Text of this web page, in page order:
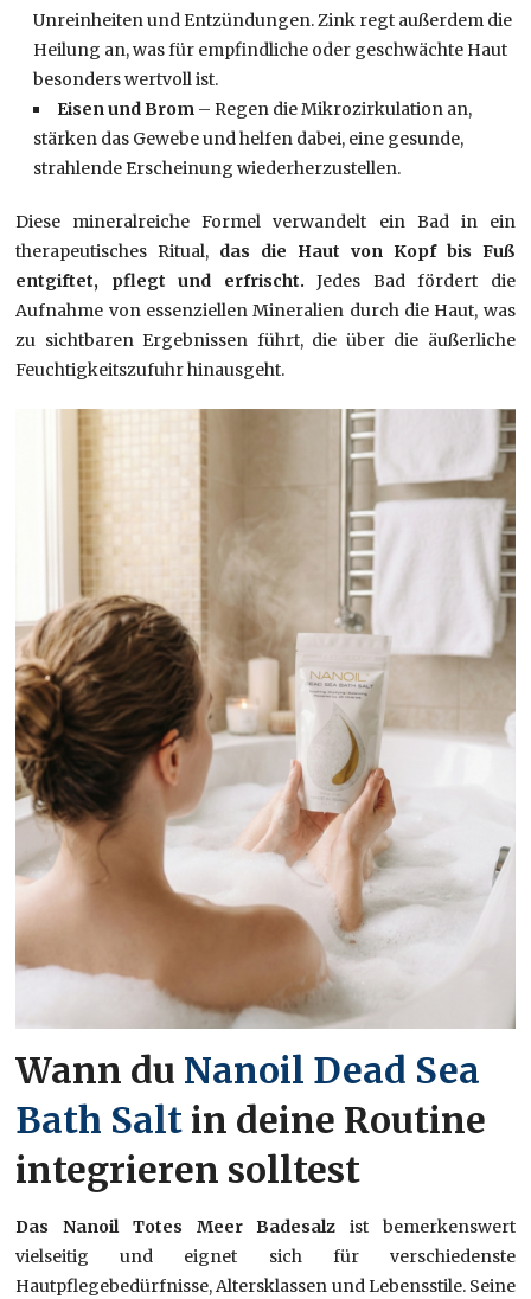
Unreinheiten und Entzündungen. Zink regt außerdem die
Heilung an, was für empfindliche oder geschwächte Haut
besonders wertvoll ist.
Eisen und Brom – Regen die Mikrozirkulation an,
stärken das Gewebe und helfen dabei, eine gesunde,
strahlende Erscheinung wiederherzustellen.
Diese mineralreiche Formel verwandelt ein Bad in ein
therapeutisches Ritual, das die Haut von Kopf bis Fuß
entgiftet, pflegt und erfrischt. Jedes Bad fördert die
Aufnahme von essenziellen Mineralien durch die Haut, was
zu sichtbaren Ergebnissen führt, die über die äußerliche
Feuchtigkeitszufuhr hinausgeht.
Wann du Nanoil Dead Sea
Bath Salt in deine Routine
integrieren solltest
Das Nanoil Totes Meer Badesalz ist bemerkenswert
vielseitig und eignet sich für verschiedenste
Hautpflegebedürfnisse, Altersklassen und Lebensstile. Seine